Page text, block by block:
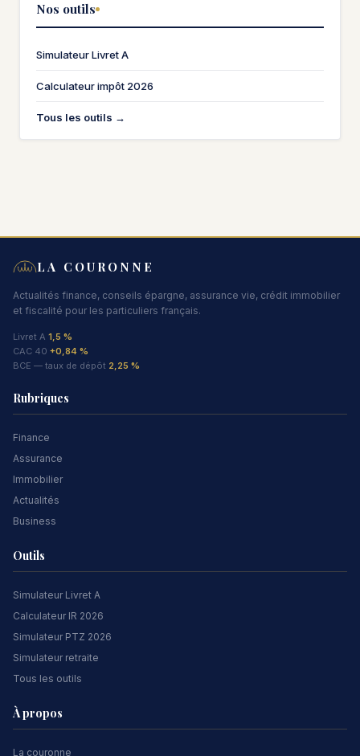
Nos outils
Simulateur Livret A
Calculateur impôt 2026
Tous les outils →
LA COURONNE
Actualités finance, conseils épargne, assurance vie, crédit immobilier
et fiscalité pour les particuliers français.
Livret A 1,5 %
CAC 40 +0,84 %
BCE — taux de dépôt 2,25 %
Rubriques
Finance
Assurance
Immobilier
Actualités
Business
Outils
Simulateur Livret A
Calculateur IR 2026
Simulateur PTZ 2026
Simulateur retraite
Tous les outils
À propos
La couronne